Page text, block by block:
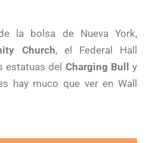
la bolsa de Nueva York,
Church, el Federal Hall
estatuas del Charging Bull
y
hay muco que ver en Wall